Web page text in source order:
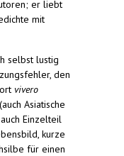
er liebt
mit
selbst lustig
den
vivero
Asiatische
Einzelteil
kurze
für einen